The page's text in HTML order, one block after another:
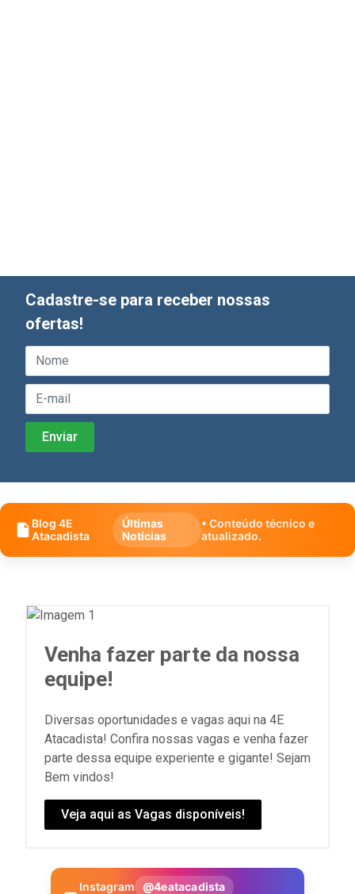
Cadastre-se para receber nossas
ofertas!
Blog 4E
Atacadista
Últimas
Notícias
• Conteúdo técnico e
atualizado.
Venha fazer parte da nossa
equipe!
Diversas oportunidades e vagas aqui na 4E
Atacadista! Confira nossas vagas e venha fazer
parte dessa equipe experiente e gigante! Sejam
Bem vindos!
Veja aqui as Vagas disponíveis!
Instagram @4eatacadista